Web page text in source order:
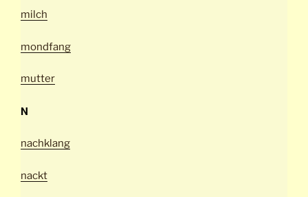
milch
mondfang
mutter
N
nachklang
nackt